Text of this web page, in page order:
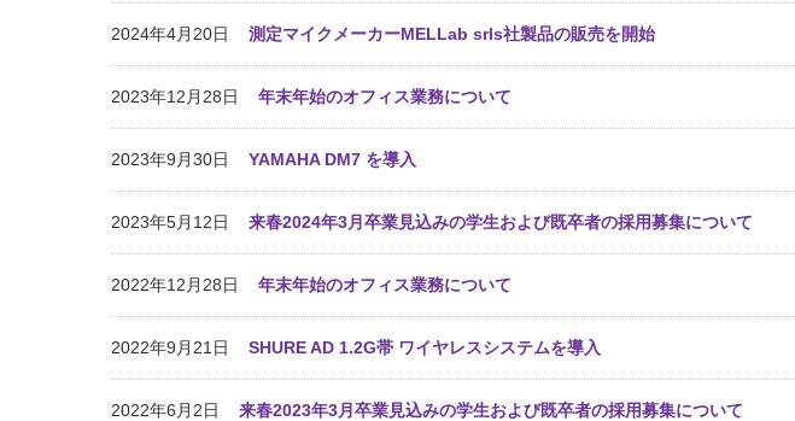
2024年4月20日 測定マイクメーカーMELLab srls社製品の販売を開始
2023年12月28日 年末年始のオフィス業務について
2023年9月30日 YAMAHA DM7 を導入
2023年5月12日 来春2024年3月卒業見込みの学生および既卒者の採用募集について
2022年12月28日 年末年始のオフィス業務について
2022年9月21日 SHURE AD 1.2G帯 ワイヤレスシステムを導入
2022年6月2日 来春2023年3月卒業見込みの学生および既卒者の採用募集について